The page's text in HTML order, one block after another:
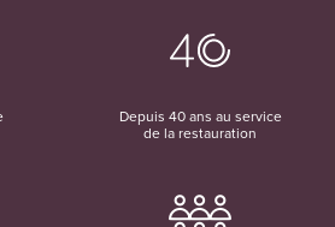
Depuis 40 ans au service
de la restauration